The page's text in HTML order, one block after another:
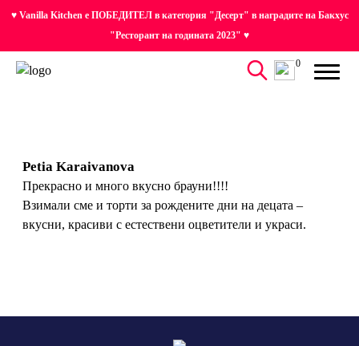
♥ Vanilla Kitchen е ПОБЕДИТЕЛ в категория "Десерт" в наградите на Бакхус
"Ресторант на годината 2023" ♥
0
Petia Karaivanova
Прекрасно и много вкусно брауни!!!!
Взимали сме и торти за рождените дни на децата –
вкусни, красиви с естествени оцветители и украси.